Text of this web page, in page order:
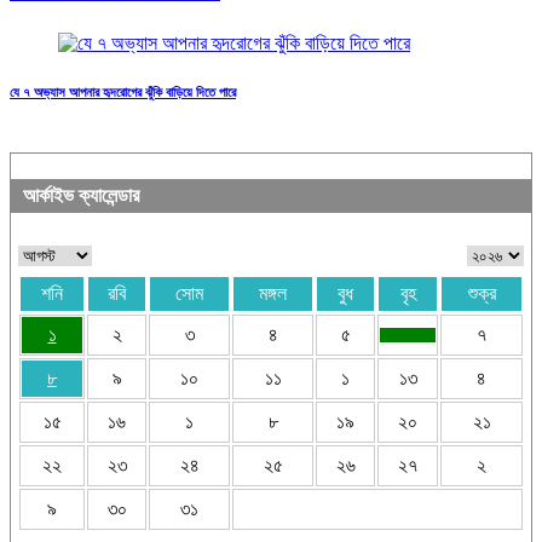
যে ৭ অভ্যাস আপনার হৃদরোগের ঝুঁকি বাড়িয়ে দিতে পারে
আর্কাইভ ক্যালেন্ডার
শনি রবি সোম মঙ্গল বুধ বৃহ
শুক্র
১
২ ৩ ৪ ৫ ৭
৮ ৯ ১০ ১১ ১ ১৩ ৪
১৫ ১৬ ১ ৮ ১৯ ২০ ২১
২২ ২৩ ২৪ ২৫ ২৬ ২৭ ২
৯ ৩০ ৩১